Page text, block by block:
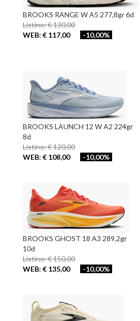
BROOKS RANGE W A5 277,8gr 6d
Listino: € 130,00
WEB: € 117,00
-10,00%
BROOKS LAUNCH 12 W A2 224gr
8d
Listino: € 120,00
WEB: € 108,00
-10,00%
BROOKS GHOST 18 A3 289,2gr
10d
Listino: € 150,00
WEB: € 135,00
-10,00%